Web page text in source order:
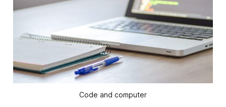
Code and computer